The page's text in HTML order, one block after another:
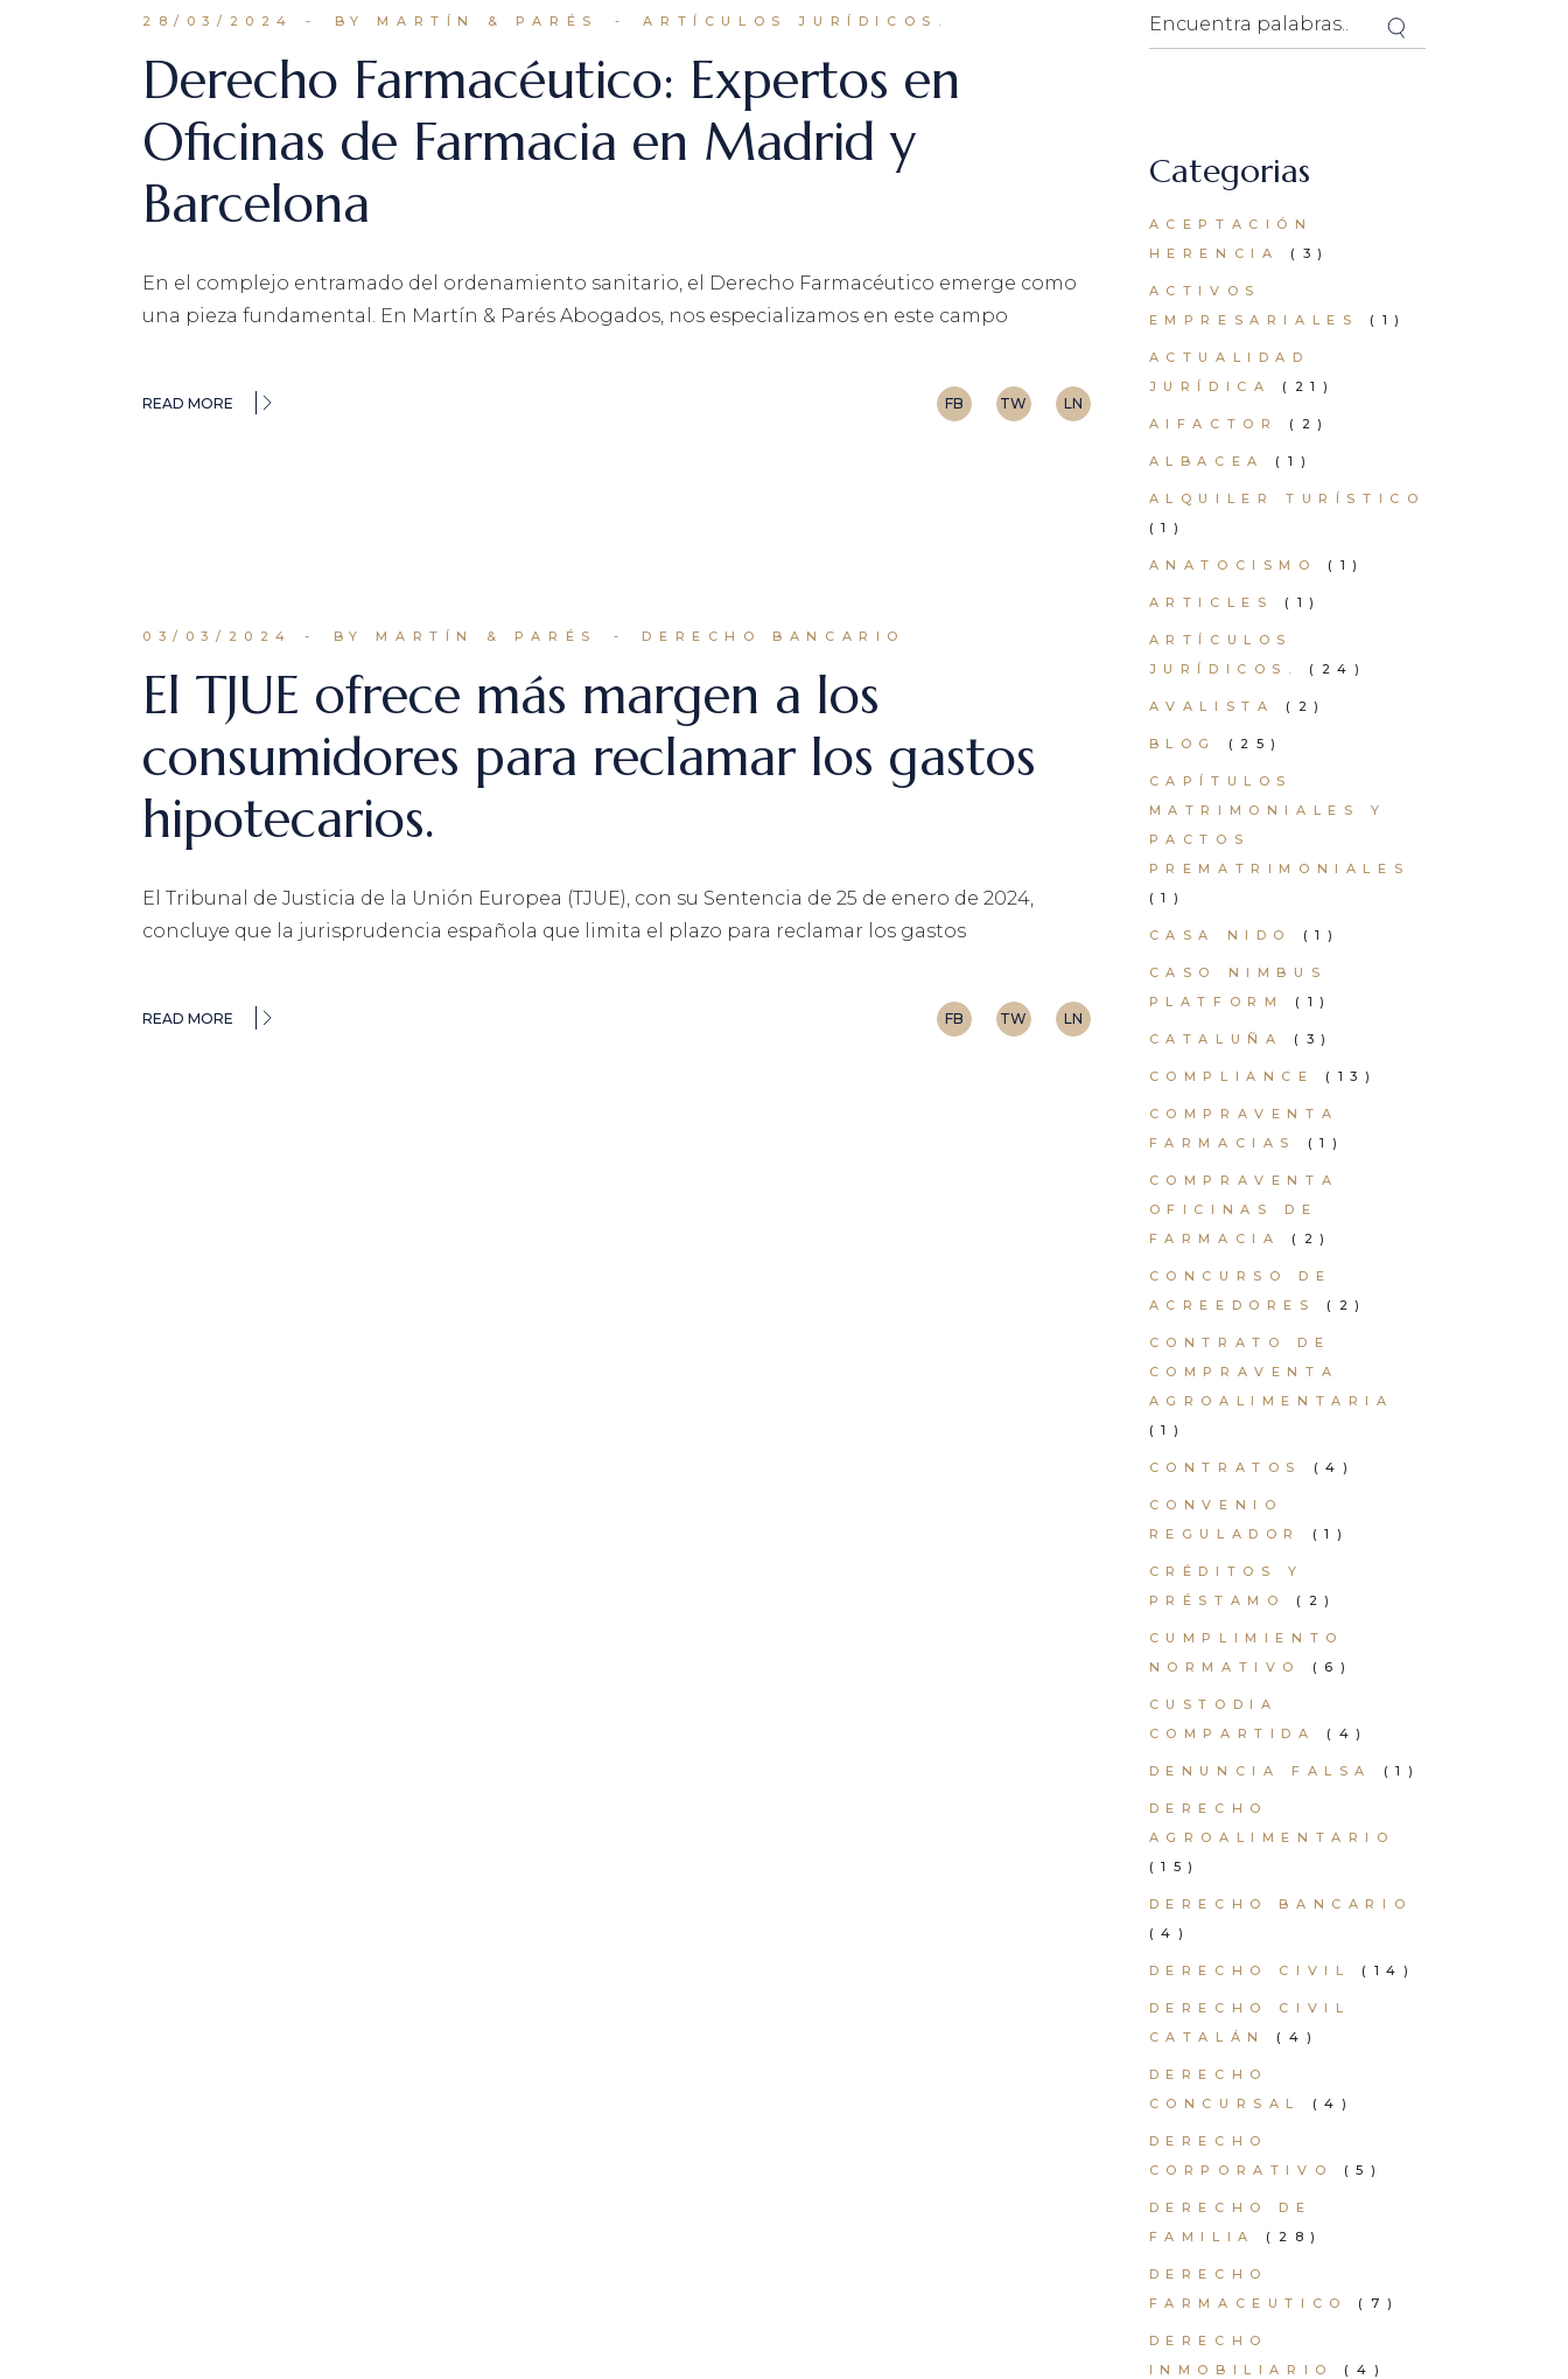
28/03/2024 BY MARTÍN & PARÉS ARTÍCULOS JURÍDICOS.
Derecho Farmacéutico: Expertos en
Oficinas de Farmacia en Madrid y
Barcelona
En el complejo entramado del ordenamiento sanitario, el Derecho Farmacéutico emerge como
una pieza fundamental. En Martín & Parés Abogados, nos especializamos en este campo
READ MORE FB TW LN
03/03/2024 BY MARTÍN & PARÉS DERECHO BANCARIO
El TJUE ofrece más margen a los
consumidores para reclamar los gastos
hipotecarios.
El Tribunal de Justicia de la Unión Europea (TJUE), con su Sentencia de 25 de enero de 2024,
concluye que la jurisprudencia española que limita el plazo para reclamar los gastos
READ MORE FB TW LN
Search
Categorias
ACEPTACIÓN
HERENCIA
(3)
ACTIVOS
EMPRESARIALES
(1)
ACTUALIDAD
JURÍDICA
(21)
AIFACTOR (2)
ALBACEA (1)
ALQUILER TURÍSTICO
(1)
ANATOCISMO (1)
ARTICLES (1)
ARTÍCULOS
JURÍDICOS.
(24)
AVALISTA (2)
BLOG (25)
CAPÍTULOS
MATRIMONIALES Y
PACTOS
PREMATRIMONIALES
(1)
CASA NIDO (1)
CASO NIMBUS
PLATFORM
(1)
CATALUÑA (3)
COMPLIANCE (13)
COMPRAVENTA
FARMACIAS
(1)
COMPRAVENTA
OFICINAS DE
FARMACIA
(2)
CONCURSO DE
ACREEDORES
(2)
CONTRATO DE
COMPRAVENTA
AGROALIMENTARIA
(1)
CONTRATOS (4)
CONVENIO
REGULADOR
(1)
CRÉDITOS Y
PRÉSTAMO
(2)
CUMPLIMIENTO
NORMATIVO
(6)
CUSTODIA
COMPARTIDA
(4)
DENUNCIA FALSA (1)
DERECHO
AGROALIMENTARIO
(15)
DERECHO BANCARIO
(4)
DERECHO CIVIL (14)
DERECHO CIVIL
CATALÁN
(4)
DERECHO
CONCURSAL
(4)
DERECHO
CORPORATIVO
(5)
DERECHO DE
FAMILIA
(28)
DERECHO
FARMACEUTICO
(7)
DERECHO
INMOBILIARIO
(4)